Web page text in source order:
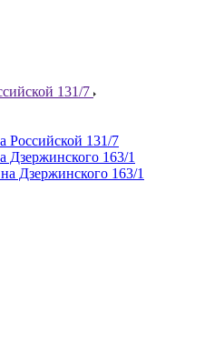
131/7
Российской 131/7
Дзержинского 163/1
Дзержинского 163/1